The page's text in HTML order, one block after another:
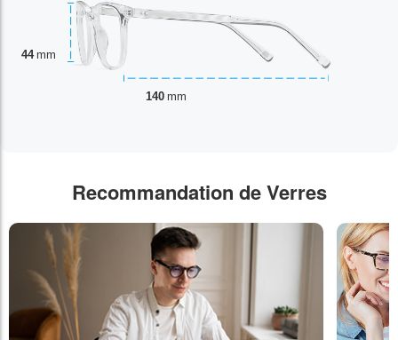
44 mm
140 mm
Recommandation de Verres